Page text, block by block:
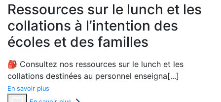
Ressources sur le lunch et les
collations à l’intention des
écoles et des familles
🎒 Consultez nos ressources sur le lunch et les
collations destinées au personnel enseigna[...]
En savoir plus